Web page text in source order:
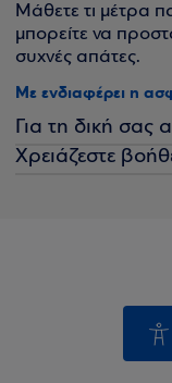
Μάθετε τι μέτρα
μπορείτε να
συχνές απάτες.
Με ενδιαφέρει η
Για τη δική σας
Χρειάζεστε